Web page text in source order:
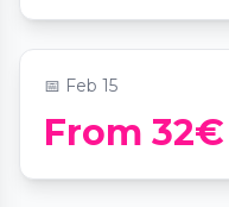
📍Odéon Théâtre de
📅 Feb 15
From 32€
Candlelight :
📍Maison de l'Océan